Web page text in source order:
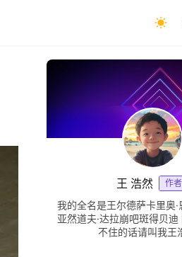
王 浩然 作者
我的全名是王尔德萨卡里奥
亚然道夫·达拉崩吧斑得贝
不住的话请叫我王